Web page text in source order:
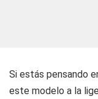
Si estás pensando
este modelo a la